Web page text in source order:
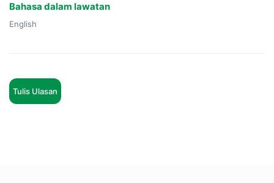
Bahasa dalam lawatan
English
Tulis Ulasan